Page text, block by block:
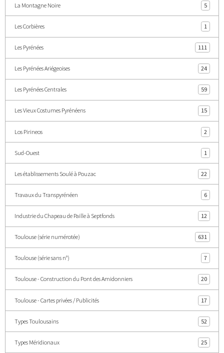
La Montagne Noire 5
Les Corbières 1
Les Pyrénées 111
Les Pyrénées Ariégeoises 24
Les Pyrénées Centrales 59
Les Vieux Costumes Pyrénéens 15
Los Pirineos 2
Sud-Ouest 1
Les établissements Soulé à Pouzac 22
Travaux du Transpyrénéen 6
Industrie du Chapeau de Paille à Septfonds 12
Toulouse (série numérotée) 631
Toulouse (série sans n°) 7
Toulouse - Construction du Pont des Amidonniers 20
Toulouse - Cartes privées / Publicités 17
Types Toulousains 52
Types Méridionaux 25